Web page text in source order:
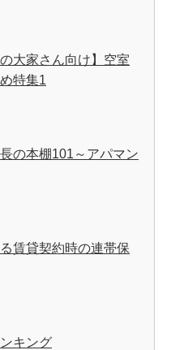
の大家さん向け】空室
特集1
の本棚101～アパマン
賃貸契約時の連帯保
キング